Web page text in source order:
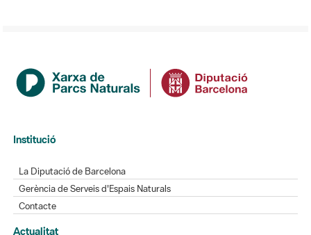
Institució
La Diputació de Barcelona
Gerència de Serveis d'Espais Naturals
Contacte
Actualitat